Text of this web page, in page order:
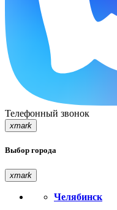
Телефонный звонок
xmark
Выбор города
xmark
Челябинск